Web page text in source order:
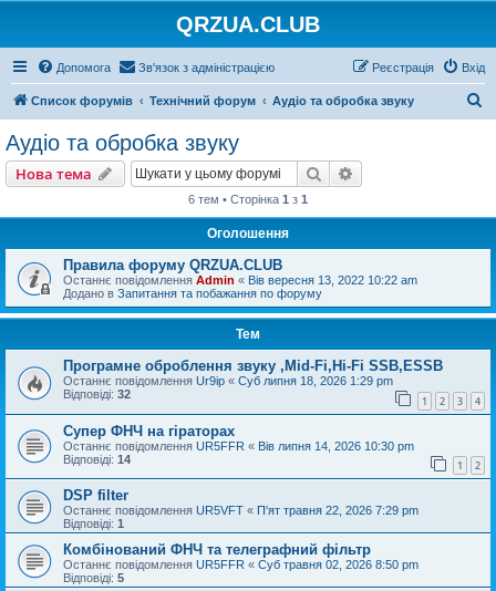
QRZUA.CLUB
Допомога Зв'язок з адміністрацією Вхід
Реєстрація
Список форумів Технічний форум Аудіо та обробка звуку
Аудіо та обробка звуку
Нова тема Пошук
6 тем • Сторінка 1 з 1
Оголошення
Правила форуму QRZUA.CLUB
Останнє повідомлення Admin « Вів вересня 13, 2022 10:22 am
Додано в Запитання та побажання по форуму
Тем
Програмне оброблення звуку ,Mid-Fi,Hi-Fi SSB,ESSB
Останнє повідомлення Ur9ip « Суб липня 18, 2026 1:29 pm
Відповіді: 32 1 2 3 4
Супер ФНЧ на гіраторах
Останнє повідомлення UR5FFR « Вів липня 14, 2026 10:30 pm
Відповіді: 14 1 2
DSP filter
Останнє повідомлення UR5VFT « П'ят травня 22, 2026 7:29 pm
Відповіді: 1
Комбінований ФНЧ та телеграфний фільтр
Останнє повідомлення UR5FFR « Суб травня 02, 2026 8:50 pm
Відповіді: 5